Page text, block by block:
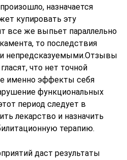
назначается
купировать эту
все же выпьет параллельно
то последствия
непредсказуемыми.Отзывы
что нет точной
именно эффекты себя
функциональных
период следует в
лекарство и назначить
терапию.
даст результаты